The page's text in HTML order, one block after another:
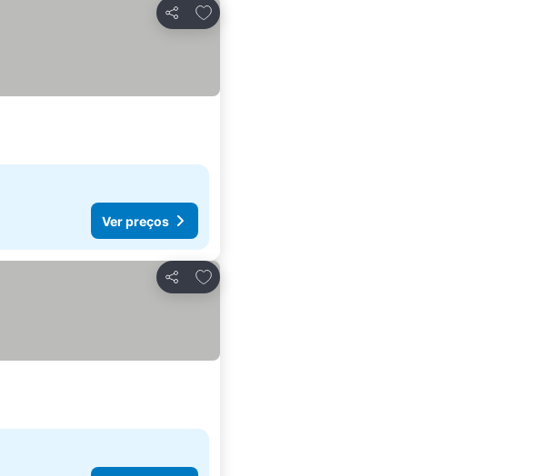
Partilhar
Adicionar aos favoritos
Ver preços
Partilhar
Adicionar aos favoritos